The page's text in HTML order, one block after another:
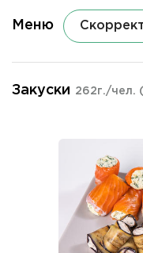
Меню
Закуски 262г./чел.